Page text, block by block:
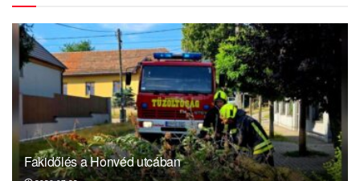
Fakidőlés a Honvéd utcában